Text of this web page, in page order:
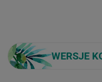
WERSJE